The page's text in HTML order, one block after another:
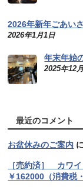
2026年新年ごあい
2026年1月1日
年末年始
2025年12
最近のコメント
お盆休みのご案内
［売約済］ カ
￥162000（消費税